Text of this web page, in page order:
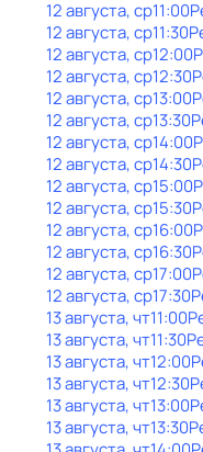
12 августа, ср11:00
12 августа, ср11:30
12 августа, ср12:00
12 августа, ср12:30
12 августа, ср13:00
12 августа, ср13:30
12 августа, ср14:00
12 августа, ср14:30
12 августа, ср15:00
12 августа, ср15:30
12 августа, ср16:00
12 августа, ср16:30
12 августа, ср17:00
12 августа, ср17:30
13 августа, чт11:00
13 августа, чт11:30
13 августа, чт12:00
13 августа, чт12:30
13 августа, чт13:00
13 августа, чт13:30